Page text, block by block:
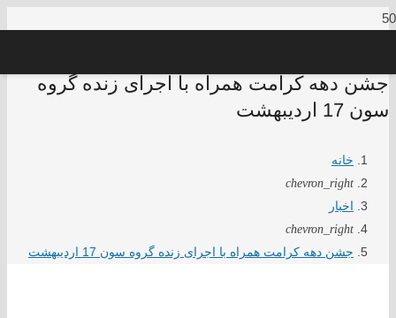
جشن دهه کرامت همراه با اجرای زنده گروه
سون 17 اردیبهشت
خانه
chevron_right
اخبار
chevron_right
جشن دهه کرامت همراه با اجرای زنده گروه سون 17 اردیبهشت